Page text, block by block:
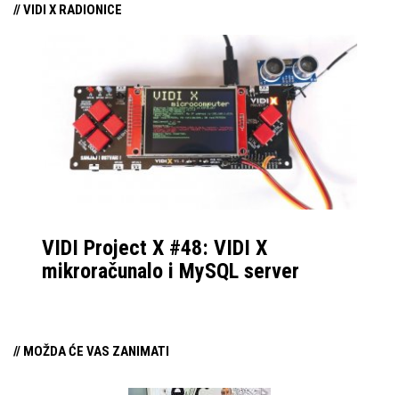
// VIDI X RADIONICE
VIDI Project X #48: VIDI X
mikroračunalo i MySQL server
// MOŽDA ĆE VAS ZANIMATI